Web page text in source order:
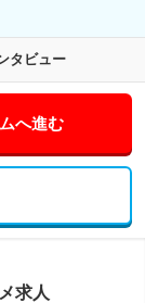
タビュー
へ進む
求人